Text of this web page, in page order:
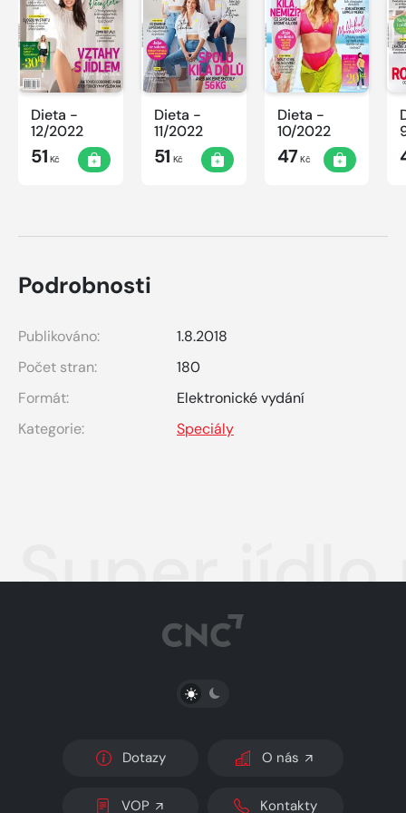
Dieta -
12/2022
51 Kč
Dieta -
11/2022
51 Kč
Dieta -
10/2022
47Kč
Podrobnosti
Publikováno:
1.8.2018
Počet stran:
180
Formát:
Elektronické vydání
Kategorie:
Speciály
Super jídlo
PŘEPNOUT SVĚTLÝ/TMAVÝ REŽIM
Dotazy O nás
VOP Kontakty